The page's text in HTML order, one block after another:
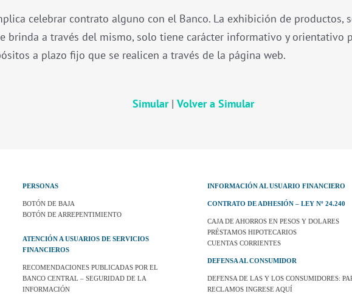
celebrar contrato alguno con el Banco. La exhibición de productos,
brinda a través del mismo, solo tiene carácter informativo y orientativo
a plazo fijo que se realicen a través de la página web.
Simular| Volver a Simular
PERSONAS
BOTÓN DE BAJA
BOTÓN DE ARREPENTIMIENTO
ATENCIÓN A USUARIOS DE SERVICIOS
FINANCIEROS
RECOMENDACIONES PUBLICADAS POR EL
BANCO CENTRAL – SEGURIDAD DE LA
INFORMACIÓN
INFORMACIÓN AL USUARIO FINANCIERO
CONTRATO DE ADHESIÓN – LEY Nº 24.240
CAJA DE AHORROS EN PESOS Y DOLARES
PRÉSTAMOS HIPOTECARIOS
CUENTAS CORRIENTES
DEFENSA AL CONSUMIDOR
DEFENSA DE LAS Y LOS CONSUMIDORES:
RECLAMOS INGRESE AQUÍ